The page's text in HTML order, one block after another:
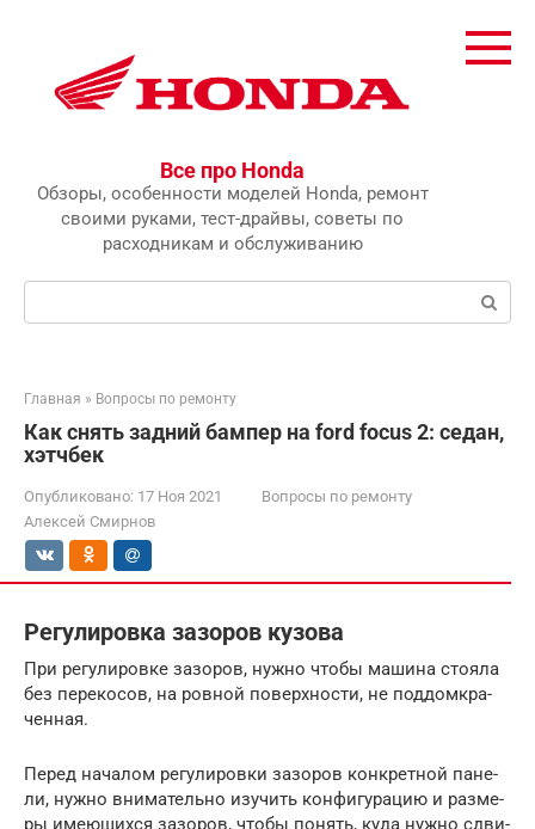
Все про Honda
Обзоры, особенности моделей Honda, ремонт
своими руками, тест-драйвы, советы по
расходникам и обслуживанию
Главная » Вопросы по ремонту
Как снять задний бампер на ford focus 2: седан,
хэтчбек
Опубликовано: 17 Ноя 2021
Вопросы по ремонту
Алексей Смирнов
Регулировка зазоров кузова
При регу­ли­ров­ке зазо­ров, нуж­но что­бы маши­на сто­я­ла
без пере­ко­сов, на ров­ной поверх­но­сти, не под­дом­кра­
чен­ная.
Перед нача­лом регу­ли­ров­ки зазо­ров кон­крет­ной пане­
ли, нуж­но вни­ма­тель­но изу­чить кон­фи­гу­ра­цию и раз­ме­
ры име­ю­щих­ся зазо­ров, что­бы понять, куда нуж­но сдви­